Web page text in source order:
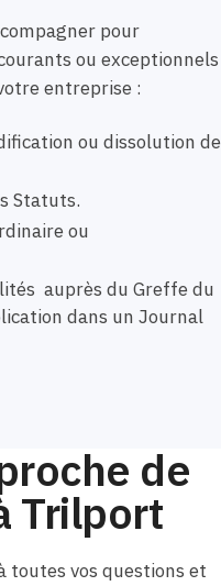
pour
ou exceptionnels
entreprise :
ou dissolution de
Statuts.
ou
auprès du Greffe du
dans un Journal
de
Trilport
toutes vos questions et